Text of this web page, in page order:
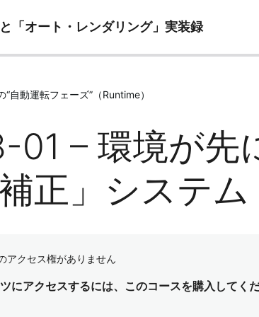
「オート・レンダリング」実装録
自動運転フェーズ”（Runtime）
01 – 環境が
補正」システム
アクセス権がありません
にアクセスするには、このコースを購入してく